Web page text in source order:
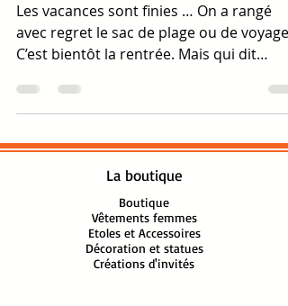
Les vacances sont finies … On a rangé
avec regret le sac de plage ou de voyage.
C’est bientôt la rentrée. Mais qui dit
La boutique
Boutique
Vêtements femmes
Etoles et Accessoires
Décoration et statues
Créations d'invités